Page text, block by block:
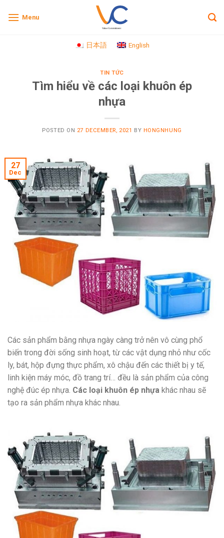
Menu
日本語 English
TIN TỨC
Tìm hiểu về các loại khuôn ép
nhựa
POSTED ON 27 DECEMBER, 2021 BY HONGNHUNG
27
Dec
Các sản phẩm bằng nhựa ngày càng trở nên vô cùng phổ
biến trong đời sống sinh hoạt, từ các vật dụng nhỏ như cốc
ly, bát, hộp đựng thực phẩm, xô chậu đến các thiết bị y tế,
linh kiện máy móc, đồ trang trí… đều là sản phẩm của công
nghệ đúc ép nhựa. Các loại khuôn ép nhựa khác nhau sẽ
tạo ra sản phẩm nhựa khác nhau.